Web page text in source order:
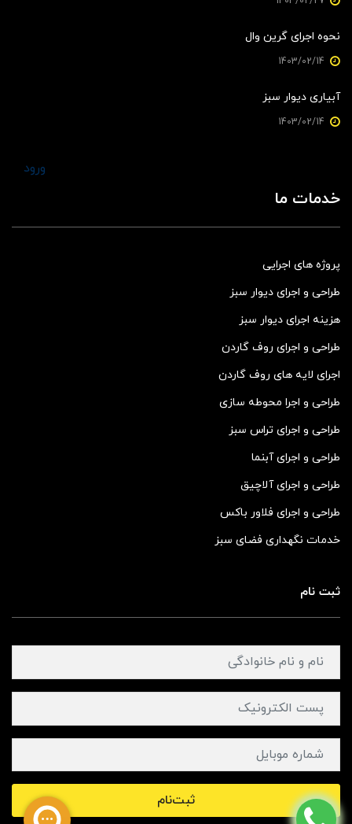
نحوه اجرای گرین وال
آبیاری دیوار سبز
ورود
خدمات ما
پروژه های اجرایی
طراحی و اجرای دیوار سبز
هزینه اجرای دیوار سبز
طراحی و اجرای روف گاردن
اجرای لایه های روف گاردن
طراحی و اجرا محوطه سازی
طراحی و اجرای تراس سبز
طراحی و اجرای آبنما
طراحی و اجرای آلاچیق
طراحی و اجرای فلاور باکس
خدمات نگهداری فضای سبز
ثبت نام
ثبت‌نام